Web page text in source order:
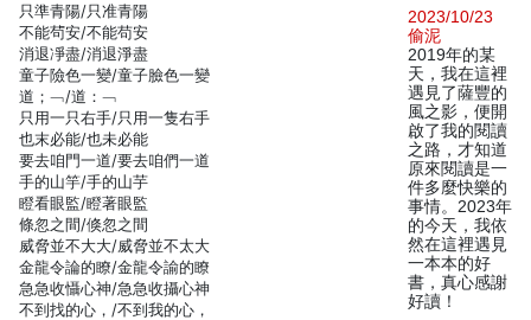
只準青陽/只准青陽
不能茍安/不能苟安
消退凈盡/消退淨盡
童子險色一變/童子臉色一變
道；﹁/道：﹁
只用一只右手/只用一隻右手
也末必能/也未必能
要去咱門一道/要去咱們一道
手的山竽/手的山芋
瞪看眼監/瞪著眼監
條忽之間/倏忽之間
威脅並不大大/威脅並不太大
金龍令論的瞭/金龍令諭的瞭
急急收懾心神/急急收攝心神
不到找的心，/不到我的心，
2023/10/23
偷泥
2019年的某
天，我在這裡
遇見了薩豐的
風之影，便開
啟了我的閱讀
之路，才知道
原來閱讀是一
件多麼快樂的
事情。2023年
的今天，我依
然在這裡遇見
一本本的好
書，真心感謝
好讀！